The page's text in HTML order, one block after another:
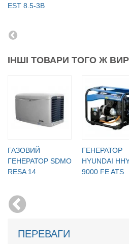
EST 8.5-3B
ІНШІ ТОВАРИ ТОГО Ж
ГАЗОВИЙ
ГЕНЕРАТОР SDMO
RESA 14
ГЕНЕРАТОР
HYUNDAI
9000 FE ATS
ПЕРЕВАГИ